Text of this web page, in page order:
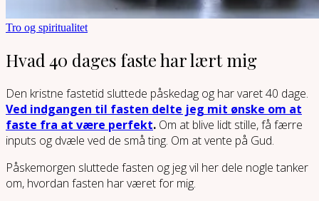
Tro og spiritualitet
Hvad 40 dages faste har lært mig
Den kristne fastetid sluttede påskedag og har varet 40 dage.
Ved indgangen til fasten delte jeg mit ønske om at
faste fra at være perfekt. Om at blive lidt stille, få færre
inputs og dvæle ved de små ting. Om at vente på Gud.
Påskemorgen sluttede fasten og jeg vil her dele nogle tanker
om, hvordan fasten har været for mig.